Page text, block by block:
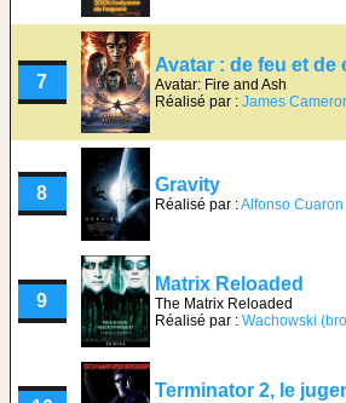
7
Avatar : de feu et de
Avatar: Fire and Ash
Réalisé par : James
8 Gravity
Réalisé par :Alfonso Cuaron
9
Matrix Reloaded
The Matrix Reloaded
Réalisé par : Wachowski
Terminator 2, le